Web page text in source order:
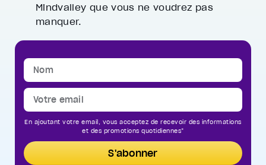
Mindvalley que vous ne voudrez pas
manquer.
En ajoutant votre email, vous acceptez de recevoir des informations
et des promotions quotidiennes*
S'abonner